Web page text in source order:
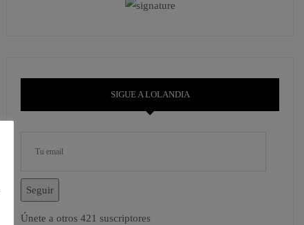
SIGUE A LOLANDIA
Seguir
Únete a otros 421 suscriptores